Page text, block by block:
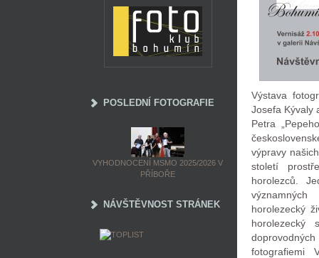
POSLEDNÍ FOTOGRAFIE
VYHODNOCENÍ MSMO 2025/2026 V
PŘÍBOŘE
NÁVŠTĚVNOST STRÁNEK
Výstava
Josefa Kývaly
Petra
výpravy
století
horolezců.
horolezecký
horolezecký
fotografiemi